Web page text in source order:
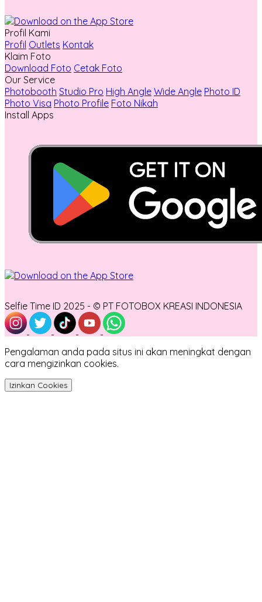
Profil Kami
Profil Outlets Kontak
Klaim Foto
Download Foto Cetak Foto
Our Service
Photobooth Studio Pro High Angle Wide Angle Photo ID
Photo Visa Photo Profile Foto Nikah
Install Apps
Selfie Time ID 2025 - © PT FOTOBOX KREASI INDONESIA
Pengalaman anda pada situs ini akan meningkat dengan
cara mengizinkan cookies.
Izinkan Cookies